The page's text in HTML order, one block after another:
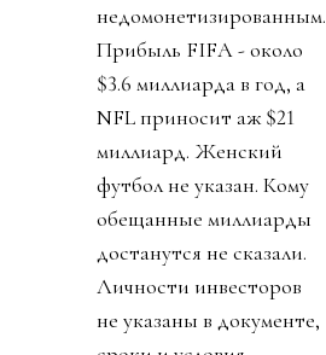
недомонетизированным.
Прибыль FIFA - около
$3.6 миллиарда в год, а
NFL приносит аж $21
миллиард. Женский
футбол не указан. Кому
обещанные миллиарды
достанутся не сказали.
Личности инвесторов
не указаны в документе,